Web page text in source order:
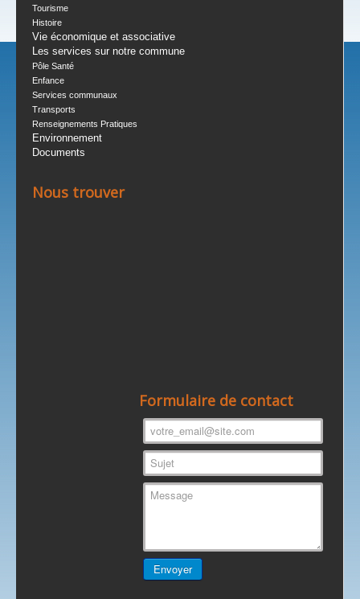
Tourisme
Histoire
Vie économique et associative
Les services sur notre commune
Pôle Santé
Enfance
Services communaux
Transports
Renseignements Pratiques
Environnement
Documents
Nous trouver
Formulaire de contact